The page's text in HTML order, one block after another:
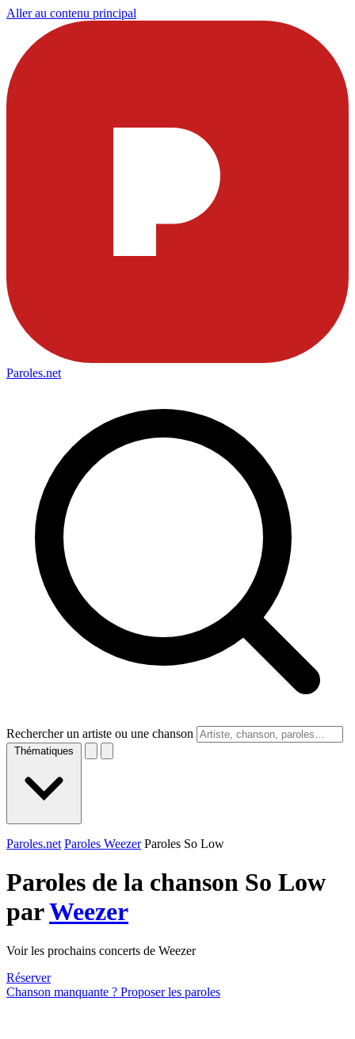
Aller au contenu principal
Paroles.net
Rechercher un artiste ou une chanson
Thématiques
Paroles.net Paroles Weezer Paroles So Low
Paroles de la chanson So Low
parWeezer
Voir les prochains concerts de Weezer
Réserver
Chanson manquante ? Proposer les paroles